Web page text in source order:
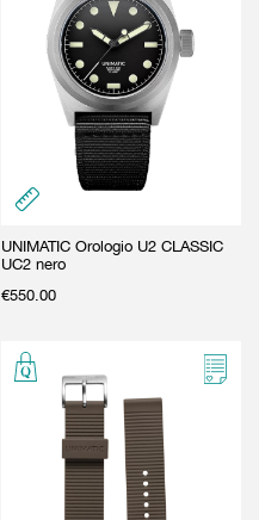
UNIMATIC Orologio U2 CLASSIC
UC2 nero
€550.00